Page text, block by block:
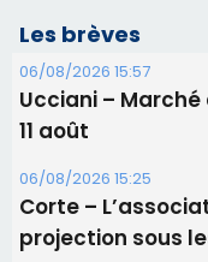
06/08/2026 15:04
Alata - Soirée
Benedetto
05/08/2026 09:53
Biguglia : messe
procession le 14